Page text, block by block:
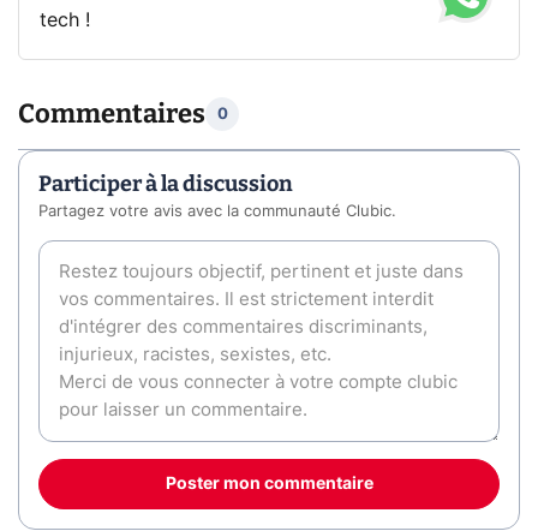
tech !
Commentaires 0
Participer à la discussion
Partagez votre avis avec la communauté Clubic.
Poster mon commentaire